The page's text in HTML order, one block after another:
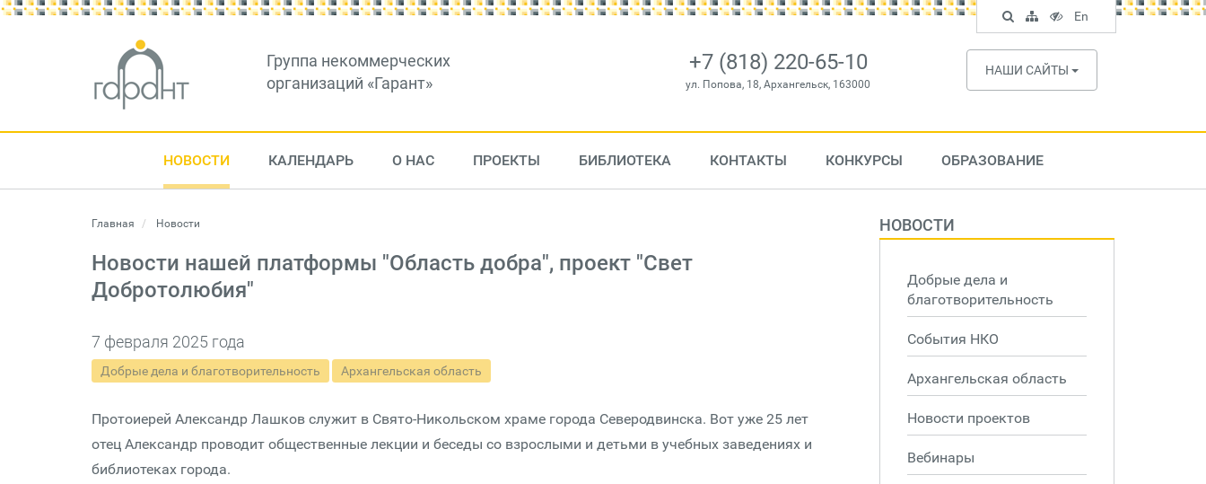
Группа некоммерческих
организаций «Гарант»
+7 (818) 220-65-10
ул. Попова, 18, Архангельск, 163000
НАШИ САЙТЫ
НОВОСТИ КАЛЕНДАРЬ О НАС ПРОЕКТЫ БИБЛИОТЕКА КОНТАКТЫ КОНКУРСЫ ОБРАЗОВАНИЕ
Главная Новости
Новости нашей платформы "Область добра", проект "Свет
Добротолюбия"
7 февраля 2025 года
Добрые дела и благотворительность Архангельская область
Протоиерей Александр Лашков служит в Свято-Никольском храме города Северодвинска. Вот уже 25 лет
отец Александр проводит общественные лекции и беседы со взрослыми и детьми в учебных заведениях и
библиотеках города.
НОВОСТИ
Добрые дела и
благотворительность
События НКО
Архангельская область
Новости проектов
Вебинары
Поиск
по
сайту
Карта
сайта
Версия
для
слабовидящих
En
English